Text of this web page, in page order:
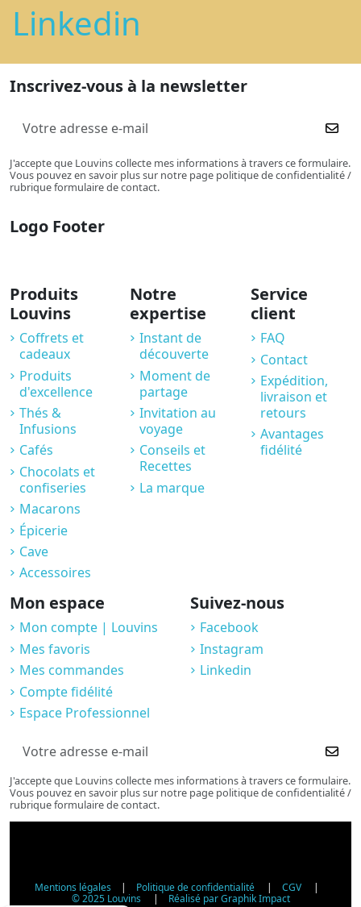
Linkedin
Inscrivez-vous à la newsletter
J'accepte que Louvins collecte mes informations à travers ce formulaire.
Vous pouvez en savoir plus sur notre page politique de confidentialité /
rubrique formulaire de contact.
Logo Footer
Produits
Louvins
Coffrets et
cadeaux
Produits
d'excellence
Thés &
Infusions
Cafés
Chocolats et
confiseries
Macarons
Épicerie
Cave
Accessoires
Notre
expertise
Instant de
découverte
Moment de
partage
Invitation au
voyage
Conseils et
Recettes
La marque
Service
client
FAQ
Contact
Expédition,
livraison et
retours
Avantages
fidélité
Mon espace
Mon compte | Louvins
Mes favoris
Mes commandes
Compte fidélité
Espace Professionnel
Suivez-nous
Facebook
Instagram
Linkedin
J'accepte que Louvins collecte mes informations à travers ce formulaire.
Vous pouvez en savoir plus sur notre page politique de confidentialité /
rubrique formulaire de contact.
Mentions légales | Politique de confidentialité | CGV |
© 2025 Louvins | Réalisé par Graphik Impact